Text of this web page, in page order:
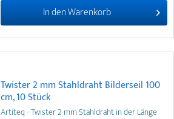
In denWarenkorb
Twister 2 mm Stahldraht Bilderseil 100
cm, 10 Stück
Artiteq - Twister 2 mm Stahldraht in der Länge